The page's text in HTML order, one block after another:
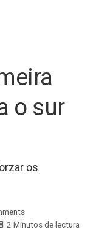
o sur
os
2 Minutos de lectura